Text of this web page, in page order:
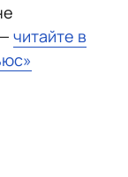
читайте в